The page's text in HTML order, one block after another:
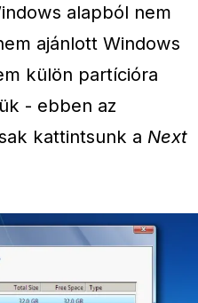
alapból nem
ajánlott Windows
külön partícióra
- ebben az
kattintsunk a Next